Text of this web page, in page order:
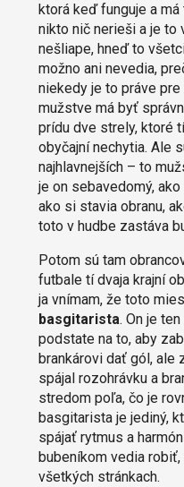
ktorá keď funguje a
nikto nič nerieši a je to
nešliape, hneď to
možno ani nevedia,
niekedy je to práve
mužstve má byť
prídu dve strely, ktoré
obyčajní nechytia. Ale
najhlavnejších – to
je on sebavedomý,
ako si stavia obranu,
toto v hudbe zastáva
Potom sú tam
futbale tí dvaja krajní
ja vnímam, že toto
basgitarista. On je
podstate na to, aby
brankárovi dať gól, ale
spájal rozohrávku a
stredom poľa, čo je
basgitarista je jediný,
spájať rytmus a
bubeníkom vedia
všetkých stránkach.